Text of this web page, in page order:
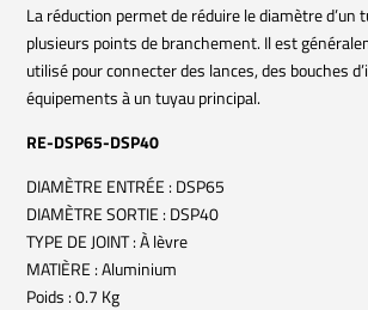
La réduction permet de réduire le diamètre
plusieurs points de branchement. Il est
utilisé pour connecter des lances, des bouches
équipements à un tuyau principal.
RE-DSP65-DSP40
DIAMÈTRE ENTRÉE : DSP65
DIAMÈTRE SORTIE : DSP40
TYPE DE JOINT : À lèvre
MATIÈRE : Aluminium
Poids : 0.7 Kg